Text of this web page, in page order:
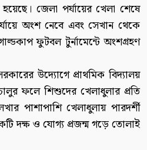
জেলা পর্যায়ের খেলা শেষে
অংশ নেবে এবং সেখান থেকে
ফুটবল টুর্নামেন্টে অংশগ্রহণ
উদ্যোগে প্রাথমিক বিদ্যালয়
ফলে শিশুদের খেলাধুলার প্রতি
পাশাপাশি খেলাধুলায় পারদর্শী
দক্ষ ও যোগ্য প্রজন্ম গড়ে তোলাই